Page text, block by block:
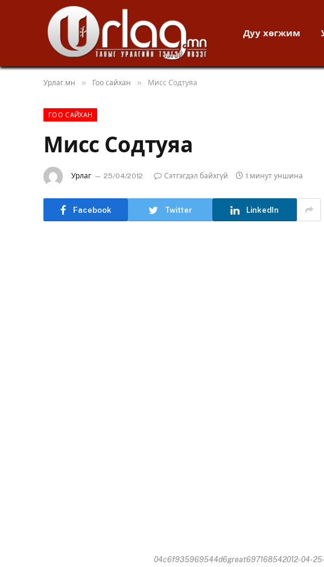
Дуу хөгжим
Урлаг.мн » Гоо сайхан » Мисс Содтуяа
ГОО САЙХАН
Мисс Содтуяа
Урлаг 25/04/2012 Сэтгэгдэл байхгүй 1 минут уншина
Facebook Twitter LinkedIn
04c6f935969544d6great697168542012-04-25-